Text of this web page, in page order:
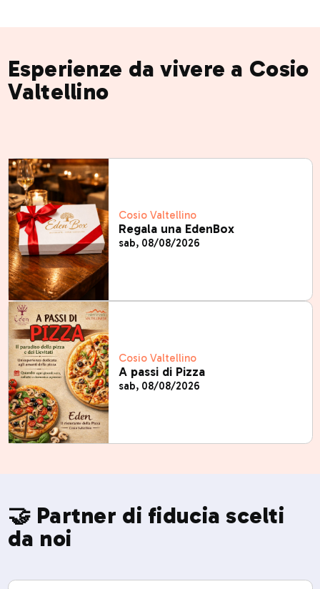
Esperienze da vivere a Cosio
Valtellino
Cosio Valtellino
Regala una EdenBox
sab, 08/08/2026
Cosio Valtellino
A passi di Pizza
sab, 08/08/2026
🤝 Partner di fiducia scelti
da noi